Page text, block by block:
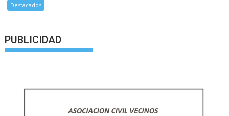
Destacados
PUBLICIDAD